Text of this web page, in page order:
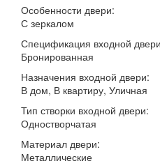
Особенности двери:
С зеркалом
Спецификация входной
Бронированная
Назначения входной двери:
В дом, В квартиру, Уличная
Тип створки входной двери:
Одностворчатая
Материал двери:
Металлические